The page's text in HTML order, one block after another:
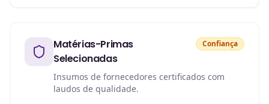
Matérias-Primas
Selecionadas
Confiança
Insumos de fornecedores certificados com
laudos de qualidade.